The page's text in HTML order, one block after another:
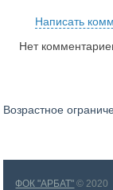
Написать
Нет
Возрастное
ФОК "АРБАТ" © 2020